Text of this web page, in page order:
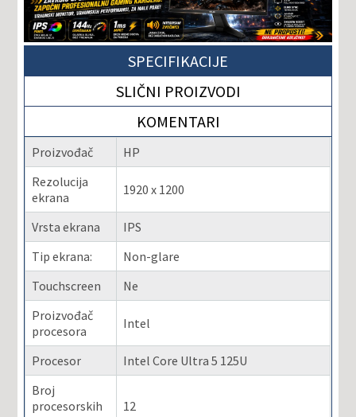
SPECIFIKACIJE
SLIČNI PROIZVODI
KOMENTARI
Proizvođač
HP
Rezolucija
ekrana
1920 x 1200
Vrsta ekrana
IPS
Tip ekrana:
Non-glare
Touchscreen
Ne
Proizvođač
procesora
Intel
Procesor
Intel Core Ultra 5 125U
Broj
procesorskih
12